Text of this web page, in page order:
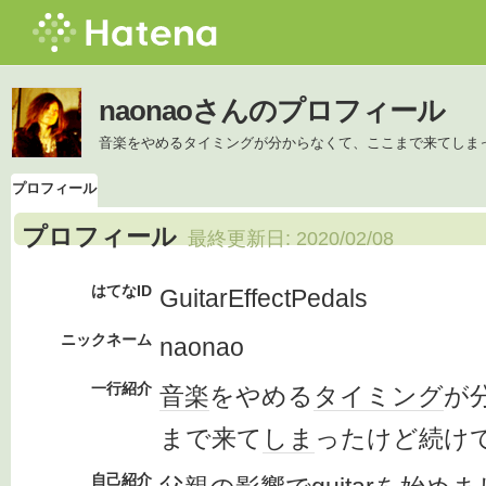
naonaoさんのプロフィール
音楽をやめるタイミングが分からなくて、ここまで来てし
プロフィール
プロフィール 最終更新日: 2020/02/08
はてなID GuitarEffectPedals
ニックネーム naonao
一行紹介 音楽をやめる タイミングが
まで来て しま ったけど続け
自己紹介